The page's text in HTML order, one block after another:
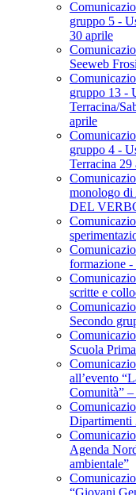
gruppo 5 -
30 aprile
Seeweb
gruppo 13 -
Terracina/
aprile
gruppo 4 -
Terracina
monologo
DEL
formazione -
scritte e
Secondo
Scuola
all’evento
Comunità”
Dipartimenti
Agenda
ambientale”